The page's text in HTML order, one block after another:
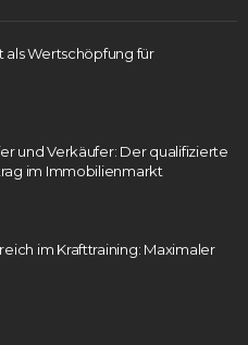
Vorbereiten: 10 leckere
als Wertschöpfung für
und Verkäufer: Der qualifizierte
im Immobilienmarkt
im Krafttraining: Maximaler